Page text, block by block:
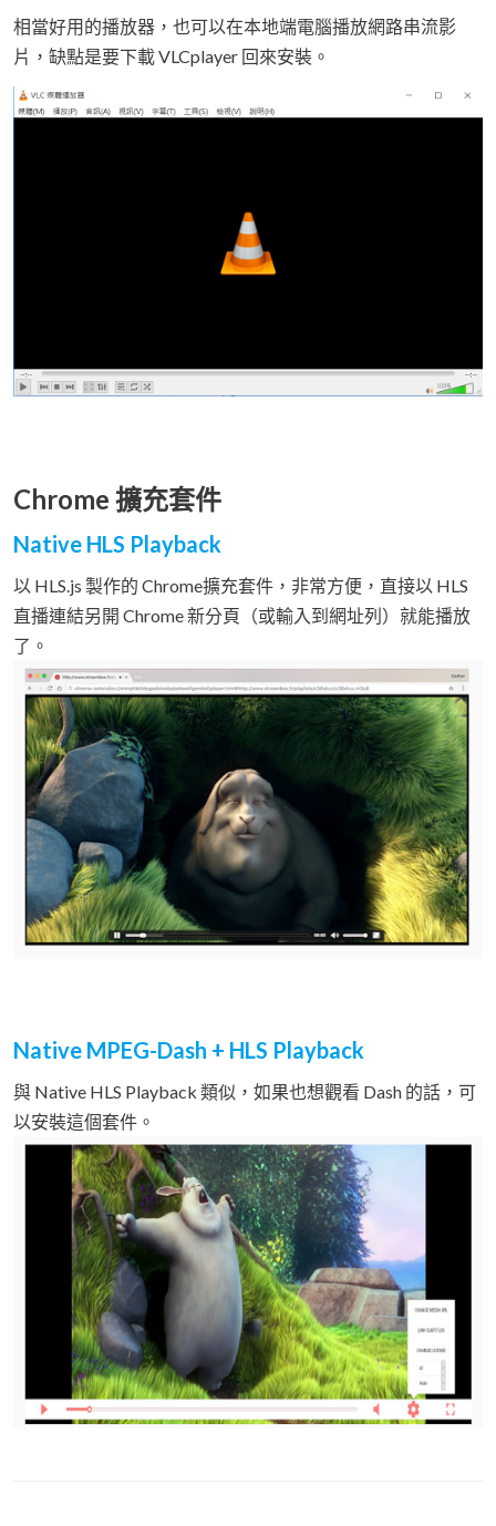
相當好用的播放器，也可以在本地端電腦播放網路串流影
片，缺點是要下載 VLCplayer 回來安裝。
Chrome 擴充套件
Native HLS Playback
以 HLS.js 製作的 Chrome擴充套件，非常方便，直接以 HLS
直播連結另開 Chrome 新分頁（或輸入到網址列）就能播放
了。
Native MPEG-Dash + HLS Playback
與 Native HLS Playback 類似，如果也想觀看 Dash 的話，可
以安裝這個套件。